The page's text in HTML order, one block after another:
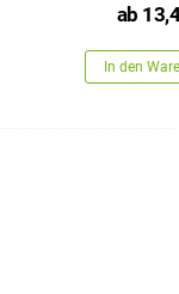
ab
In den